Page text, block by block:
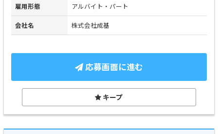
雇用形態 アルバイト・パート
会社名 株式会社成基
応募画面に進む
キープ